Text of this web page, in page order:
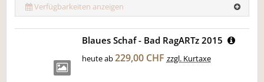
Verfügbarkeiten anzeigen
Blaues Schaf - Bad RagARTz 2015
heute ab229,00 CHF zzgl. Kurtaxe